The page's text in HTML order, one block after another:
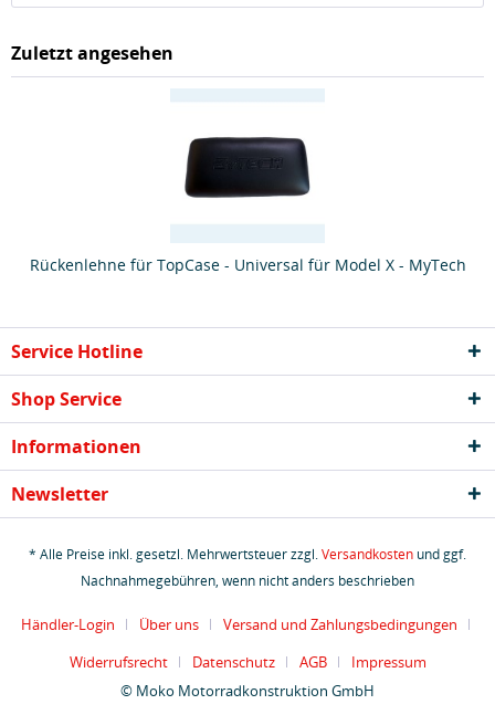
Zuletzt angesehen
Rückenlehne für TopCase - Universal für Model X - MyTech
Service Hotline
Shop Service
Informationen
Newsletter
* Alle Preise inkl. gesetzl. Mehrwertsteuer zzgl.Versandkosten und ggf.
Nachnahmegebühren, wenn nicht anders beschrieben
Händler-Login Über uns
Versand und Zahlungsbedingungen
Widerrufsrecht
Datenschutz AGB
Impressum
© Moko Motorradkonstruktion GmbH